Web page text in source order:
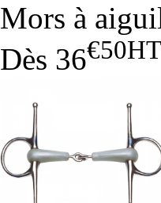
Mors à
Dès 36€50HT